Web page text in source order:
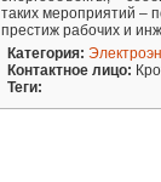
таких мероприятий –
престиж рабочих и
Категория:
Контактное лицо:
Теги: